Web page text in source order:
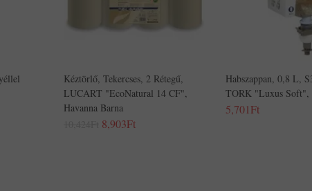
Kéztörlő, Tekercses, 2 Rétegű,
LUCART "EcoNatural 14 CF",
Havanna Barna
8,903Ft
Habszappan, 0,8 L,
TORK "Luxus Soft",
5,701Ft